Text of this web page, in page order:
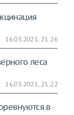
16.03.2021, 21:26
леса
16.03.2021, 21:22
в